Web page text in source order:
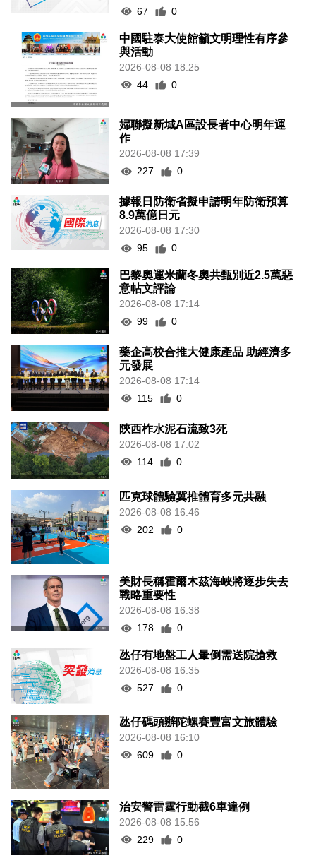
67
0
中國駐泰大使館籲文明理性有序參
與活動
2026-08-08 18:25
44
0
婦聯擬新城A區設長者中心明年運
作
2026-08-08 17:39
227
0
據報日防衛省擬申請明年防衛預算
8.9萬億日元
2026-08-08 17:30
95
0
巴黎奧運米蘭冬奧共甄別近2.5萬惡
意帖文評論
2026-08-08 17:14
99
0
藥企高校合推大健康產品 助經濟多
元發展
2026-08-08 17:14
115
0
陝西柞水泥石流致3死
2026-08-08 17:02
114
0
匹克球體驗冀推體育多元共融
2026-08-08 16:46
202
0
美財長稱霍爾木茲海峽將逐步失去
戰略重要性
2026-08-08 16:38
178
0
氹仔有地盤工人暈倒需送院搶救
2026-08-08 16:35
527
0
氹仔碼頭辦陀螺賽豐富文旅體驗
2026-08-08 16:10
609
0
治安警雷霆行動截6車違例
2026-08-08 15:56
229
0